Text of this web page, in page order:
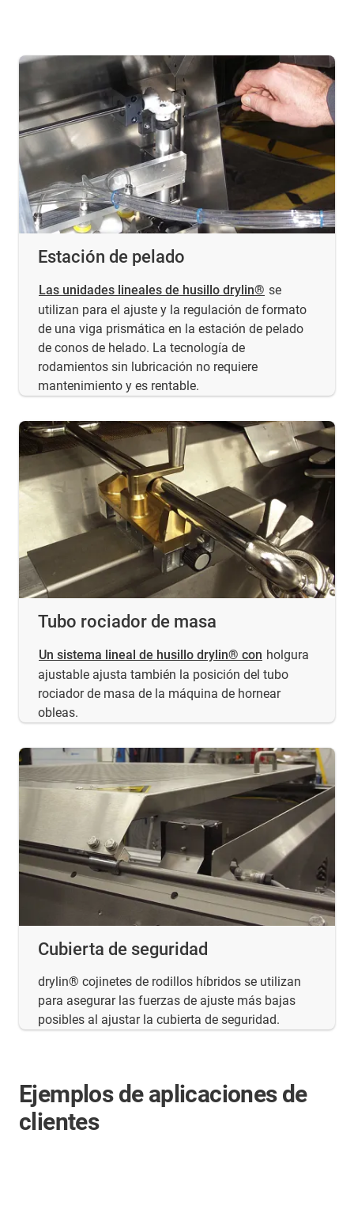
Estación de pelado
Las unidades lineales de husillo drylin® se
utilizan para el ajuste y la regulación de formato
de una viga prismática en la estación de pelado
de conos de helado. La tecnología de
rodamientos sin lubricación no requiere
mantenimiento y es rentable.
Tubo rociador de masa
Un sistema lineal de husillo drylin® con holgura
ajustable ajusta también la posición del tubo
rociador de masa de la máquina de hornear
obleas.
Cubierta de seguridad
drylin® cojinetes de rodillos híbridos se utilizan
para asegurar las fuerzas de ajuste más bajas
posibles al ajustar la cubierta de seguridad.
Ejemplos de aplicaciones de
clientes